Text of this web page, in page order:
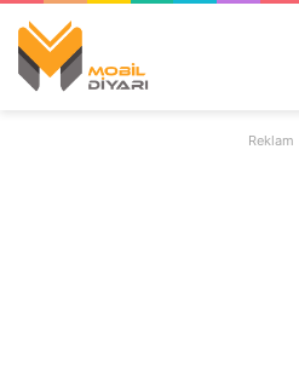
Reklam